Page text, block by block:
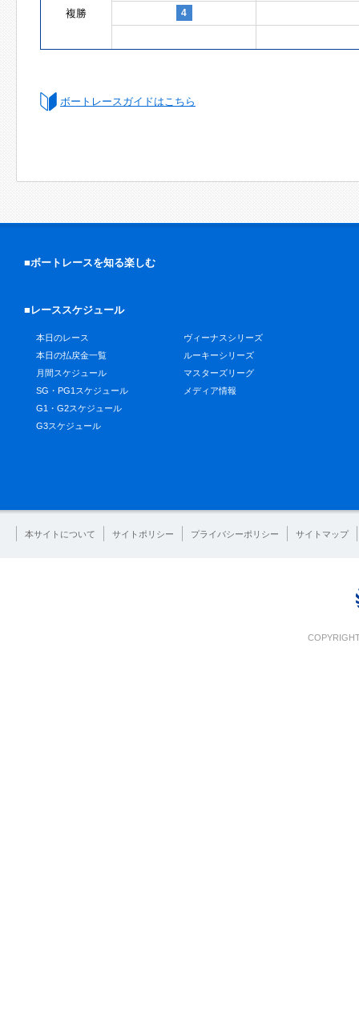
複勝 4
ボートレースガイドはこちら
■ボートレースを知る楽しむ
■レーススケジュール
本日のレース
本日の払戻金一覧
月間スケジュール
SG・PG1スケジュール
G1・G2スケジュール
G3スケジュール
ヴィーナスシリーズ
ルーキーシリーズ
マスターズリーグ
メディア情報
本サイトについて サイトポリシー プライバシーポリシー サイトマップ